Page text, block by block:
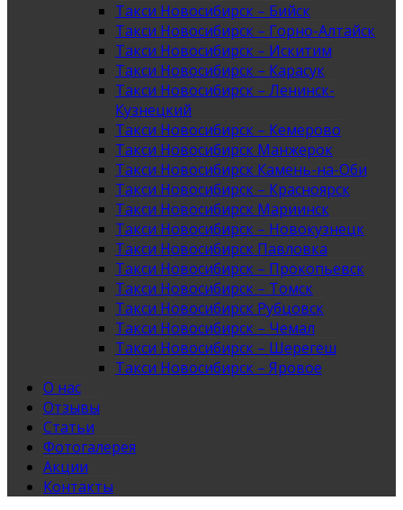
Такси Новосибирск – Бийск
Такси Новосибирск – Горно-Алтайск
Такси Новосибирск – Искитим
Такси Новосибирск – Карасук
Такси Новосибирск – Ленинск-
Кузнецкий
Такси Новосибирск – Кемерово
Такси Новосибирск Манжерок
Такси Новосибирск Камень-на-Оби
Такси Новосибирск – Красноярск
Такси Новосибирск Мариинск
Такси Новосибирск – Новокузнецк
Такси Новосибирск Павловка
Такси Новосибирск – Прокопьевск
Такси Новосибирск – Томск
Такси Новосибирск Рубцовск
Такси Новосибирск – Чемал
Такси Новосибирск – Шерегеш
Такси Новосибирск – Яровое
О нас
Отзывы
Статьи
Фотогалерея
Акции
Контакты